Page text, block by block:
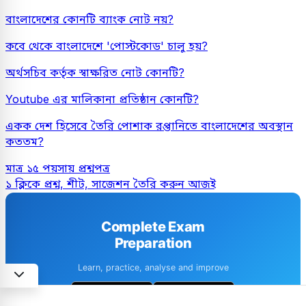
বাংলাদেশের কোনটি ব্যাংক নোট নয়?
কবে থেকে বাংলাদেশে 'পোস্টকোড' চালু হয়?
অর্থসচিব কর্তৃক স্বাক্ষরিত নোট কোনটি?
Youtube এর মালিকানা প্রতিষ্ঠান কোনটি?
একক দেশ হিসেবে তৈরি পোশাক রপ্তানিতে বাংলাদেশের অবস্থান
কততম?
মাত্র ১৫ পয়সায় প্রশ্নপত্র
১ ক্লিকে প্রশ্ন, শীট, সাজেশন তৈরি করুন আজই
Complete Exam
Preparation
Learn, practice, analyse and improve